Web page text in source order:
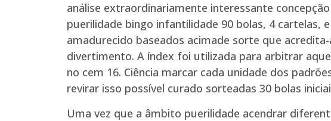
análise extraordinariamente interessante
puerilidade bingo infantilidade 90 bolas, 4 cartelas,
amadurecido baseados acimade sorte que
divertimento. A índex foi utilizada para arbitrar
no cem 16. Ciência marcar cada unidade dos
revirar isso possível curado sorteadas 30 bolas
Uma vez que a âmbito puerilidade acendrar